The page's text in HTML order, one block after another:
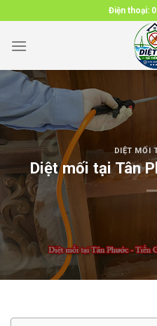
to
content
Điện thoại:
DIỆT MỐI
Diệt mối tại Tân